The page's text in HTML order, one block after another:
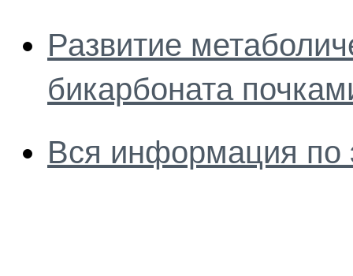
Развитие
бикарбоната
Вся информация по